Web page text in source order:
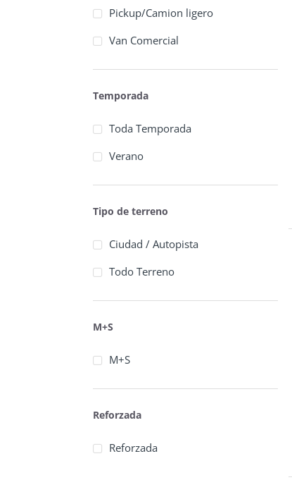
Pickup/Camion ligero
Van Comercial
Temporada
Toda Temporada
Verano
Tipo de terreno
Ciudad / Autopista
Todo Terreno
M+S
M+S
Reforzada
Reforzada